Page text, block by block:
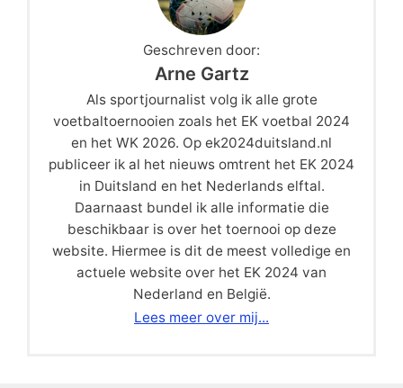
Geschreven door:
Arne Gartz
Als sportjournalist volg ik alle grote
voetbaltoernooien zoals het EK voetbal 2024
en het WK 2026. Op ek2024duitsland.nl
publiceer ik al het nieuws omtrent het EK 2024
in Duitsland en het Nederlands elftal.
Daarnaast bundel ik alle informatie die
beschikbaar is over het toernooi op deze
website. Hiermee is dit de meest volledige en
actuele website over het EK 2024 van
Nederland en België.
Lees meer over mij...